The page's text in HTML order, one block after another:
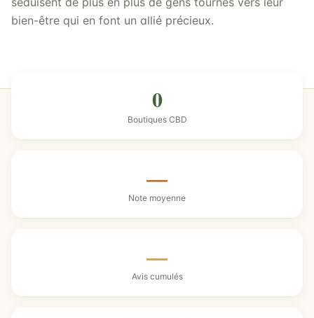
bien-être qui en font un allié précieux.
0
Boutiques CBD
—
Note moyenne
—
Avis cumulés